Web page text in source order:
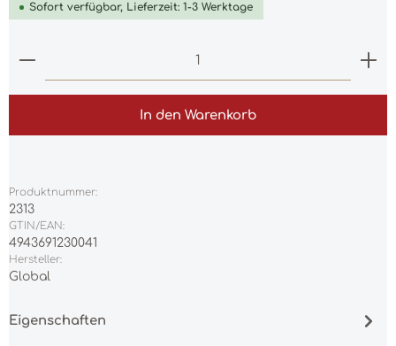
Sofort verfügbar, Lieferzeit: 1-3 Werktage
Produkt Anzahl: Gib den gewünschten Wert
In den Warenkorb
Produktnummer:
2313
GTIN/EAN:
4943691230041
Hersteller:
Global
Eigenschaften